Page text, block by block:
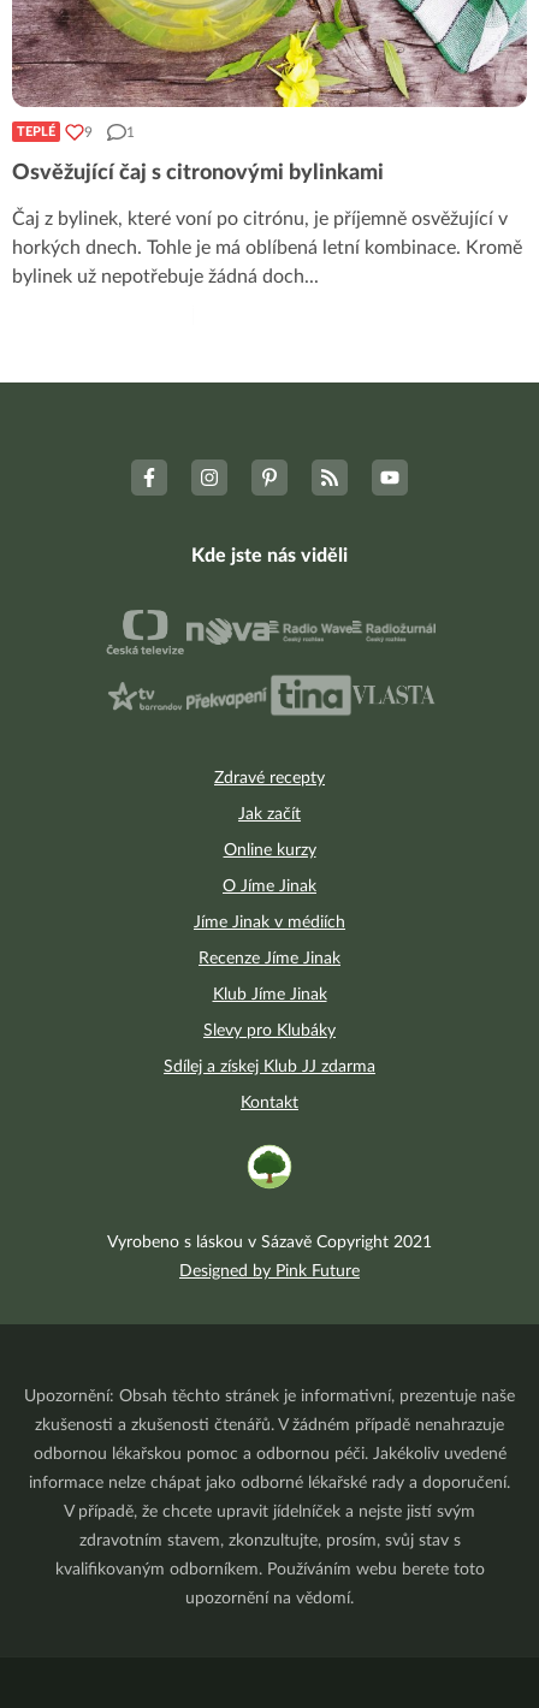
TEPLÉ 9 1
Osvěžující čaj s citronovými bylinkami
Čaj z bylinek, které voní po citrónu, je příjemně osvěžující v
horkých dnech. Tohle je má oblíbená letní kombinace. Kromě
bylinek už nepotřebuje žádná doch...
Zdravé recepty
Jak začít
Online kurzy
O Jíme Jinak
Jíme Jinak v médiích
Recenze Jíme Jinak
Klub Jíme Jinak
Slevy pro Klubáky
Sdílej a získej Klub JJ zdarma
Kontakt
Kde jste nás viděli
Vyrobeno s láskou v Sázavě Copyright 2021
Designed by Pink Future
Upozornění: Obsah těchto stránek je informativní, prezentuje naše
zkušenosti a zkušenosti čtenářů. V žádném případě nenahrazuje
odbornou lékařskou pomoc a odbornou péči. Jakékoliv uvedené
informace nelze chápat jako odborné lékařské rady a doporučení.
V případě, že chcete upravit jídelníček a nejste jistí svým
zdravotním stavem, zkonzultujte, prosím, svůj stav s
kvalifikovaným odborníkem. Používáním webu berete toto
upozornění na vědomí.